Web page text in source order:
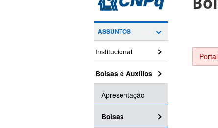
ASSUNTOS
Institucional
Bolsas e Auxílios
Apresentação
Bolsas